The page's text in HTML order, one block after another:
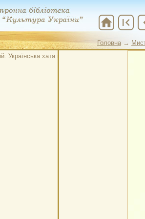
Головна →
Головна→
home first_page
Українська хата в околицях Львова